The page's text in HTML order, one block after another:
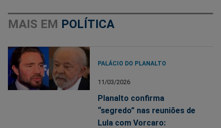
MAIS EM POLÍTICA
PALÁCIO DO PLANALTO
11/03/2026
Planalto confirma
“segredo” nas reuniões de
Lula com Vorcaro: